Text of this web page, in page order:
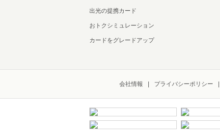
出光の提携カード
おトクシミュレーション
カードをグレードアップ
会社情報 プライバシーポリシー